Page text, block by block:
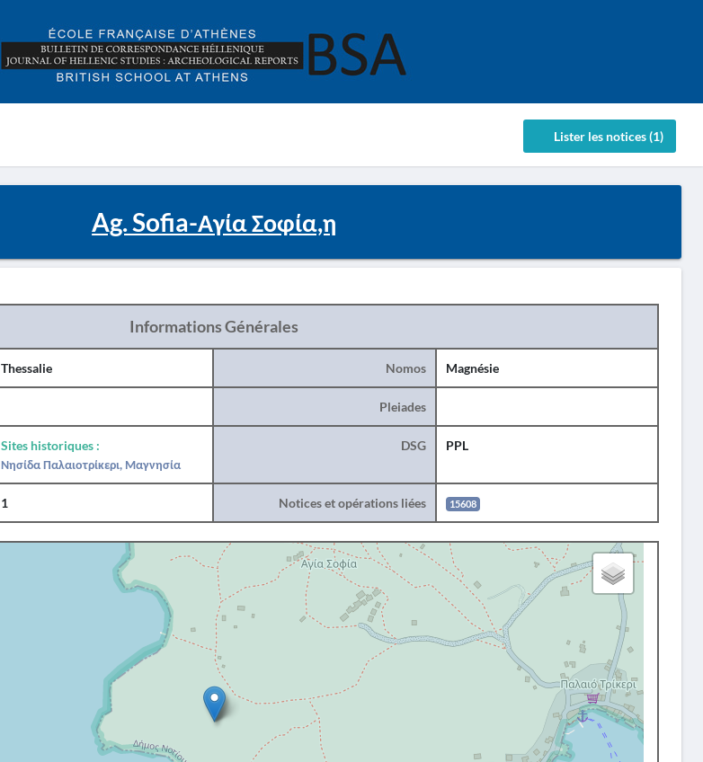
Lister les notices (1)
Ag. Sofia-Αγία Σοφία,η
Informations Générales
Thessalie Nomos Magnésie
Pleiades
Sites historiques :
Νησίδα Παλαιοτρίκερι, Μαγνησία
DSG PPL
1 Notices et opérations liées 15608